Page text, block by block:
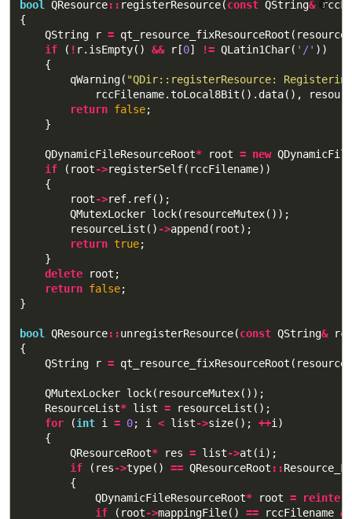
📎
bool QResource:: registerResource(const QString&
{
QString
r = qt_resource_fixResourceRoot (
if
( ! r. isEmpty() && r [0] != QLatin1Char( '/' ))
{
qWarning( "QDir::registerResource:
rccFilename.toLocal8Bit (). data(),
return false;
}
QDynamicFileResourceRoot* root = new
if
( root->registerSelf( rccFilename))
{
root->ref. ref();
QMutexLocker lock( resourceMutex());
resourceList () ->append ( root);
return true;
}
delete
root ;
return false;
}
bool QResource::unregisterResource(const QString&
{
QString
r = qt_resource_fixResourceRoot (
QMutexLocker lock( resourceMutex());
ResourceList* list = resourceList ();
for
(int i = 0; i < list->size(); ++i)
{
QResourceRoot* res = list->at (i);
if
( res->type() == QResourceRoot ::
{
QDynamicFileResourceRoot* root =
if
( root->mappingFile() == rccFilename &&